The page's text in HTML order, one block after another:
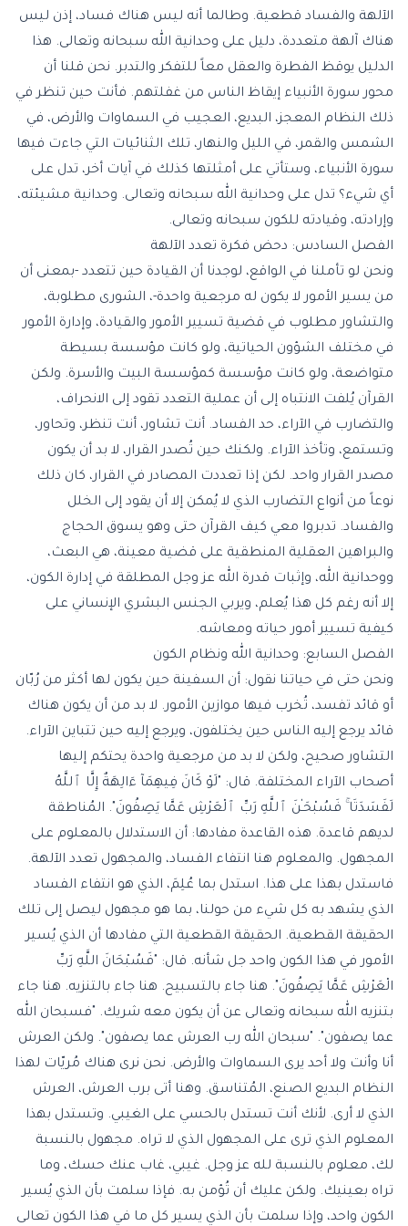
الآلهة والفساد قطعية. وطالما أنه ليس هناك فساد، إذن ليس
هناك آلهة متعددة، دليل على وحدانية الله سبحانه وتعالى. هذا
الدليل يوقظ الفطرة والعقل معاً للتفكر والتدبر. نحن قلنا أن
محور سورة الأنبياء إيقاظ الناس من غفلتهم. فأنت حين تنظر في
ذلك النظام المعجز، البديع، العجيب في السماوات والأرض، في
الشمس والقمر، في الليل والنهار، تلك الثنائيات التي جاءت فيها
سورة الأنبياء، وستأتي على أمثلتها كذلك في آيات أخر، تدل على
أي شيء؟ تدل على وحدانية الله سبحانه وتعالى. وحدانية مشيئته،
وإرادته، وقيادته للكون سبحانه وتعالى.
الفصل السادس: دحض فكرة تعدد الآلهة
ونحن لو تأملنا في الواقع، لوجدنا أن القيادة حين تتعدد -بمعنى أن
من يسير الأمور لا يكون له مرجعية واحدة-، الشورى مطلوبة،
والتشاور مطلوب في قضية تسيير الأمور والقيادة، وإدارة الأمور
في مختلف الشؤون الحياتية، ولو كانت مؤسسة بسيطة
متواضعة، ولو كانت مؤسسة كمؤسسة البيت والأسرة. ولكن
القرآن يُلفت الانتباه إلى أن عملية التعدد تقود إلى الانحراف،
والتضارب في الآراء، حد الفساد. أنت تشاور، أنت تنظر، وتحاور،
وتستمع، وتأخذ الآراء. ولكنك حين تُصدر القرار، لا بد أن يكون
مصدر القرار واحد. لكن إذا تعددت المصادر في القرار، كان ذلك
نوعاً من أنواع التضارب الذي لا يُمكن إلا أن يقود إلى الخلل
والفساد. تدبروا معي كيف القرآن حتى وهو يسوق الحجاج
والبراهين العقلية المنطقية على قضية معينة، هي البعث،
ووحدانية الله، وإثبات قدرة الله عز وجل المطلقة في إدارة الكون،
إلا أنه رغم كل هذا يُعلم، ويربي الجنس البشري الإنساني على
كيفية تسيير أمور حياته ومعاشه.
الفصل السابع: وحدانية الله ونظام الكون
ونحن حتى في حياتنا نقول: أن السفينة حين يكون لها أكثر من رُبّان
أو قائد تفسد، تُخرب فيها موازين الأمور. لا بد من أن يكون هناك
قائد يرجع إليه الناس حين يختلفون، ويرجع إليه حين تتباين الآراء.
التشاور صحيح، ولكن لا بد من مرجعية واحدة يحتكم إليها
أصحاب الآراء المختلفة. قال: "لَوْ كَانَ فِيهِمَآ ءَالِهَةٌ إِلَّا ٱللَّهُ
لَفَسَدَتَا ۚ فَسُبْحَـٰنَ ٱللَّهِ رَبِّ ٱلْعَرْشِ عَمَّا يَصِفُونَ". المُناطقة
لديهم قاعدة. هذه القاعدة مفادها: أن الاستدلال بالمعلوم على
المجهول. والمعلوم هنا انتفاء الفساد، والمجهول تعدد الآلهة.
فاستدل بهذا على هذا. استدل بما عُلِمَ، الذي هو انتفاء الفساد
الذي يشهد به كل شيء من حولنا، بما هو مجهول ليصل إلى تلك
الحقيقة القطعية. الحقيقة القطعية التي مفادها أن الذي يُسير
الأمور في هذا الكون واحد جل شأنه. قال: "فَسُبْحَانَ اللَّهِ رَبِّ
الْعَرْشِ عَمَّا يَصِفُونَ". هنا جاء بالتسبيح. هنا جاء بالتنزيه. هنا جاء
بتنزيه الله سبحانه وتعالى عن أن يكون معه شريك. "فسبحان الله
عما يصفون". "سبحان الله رب العرش عما يصفون". ولكن العرش
أنا وأنت ولا أحد يرى السماوات والأرض. نحن نرى هناك مُريّات لهذا
النظام البديع الصنع، المُتناسق. وهنا أتى برب العرش، العرش
الذي لا أرى. لأنك أنت تستدل بالحسي على الغيبي. وتستدل بهذا
المعلوم الذي ترى على المجهول الذي لا تراه. مجهول بالنسبة
لك، معلوم بالنسبة لله عز وجل. غيبي، غاب عنك حسك، وما
تراه بعينيك. ولكن عليك أن تُؤمن به. فإذا سلمت بأن الذي يُسير
الكون واحد، وإذا سلمت بأن الذي يسير كل ما في هذا الكون تعالى